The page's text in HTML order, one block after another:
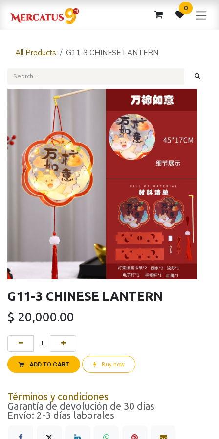
0
All Products G11-3 CHINESE LANTERN
G11-3 CHINESE LANTERN
$ 20,000.00
ADD TO CART Buy now
Términos y condiciones
Garantía de devolución de 30 días
Envío: 2-3 días laborales